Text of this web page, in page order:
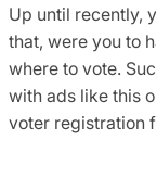
Up until recently,
that, were you to
where to vote.
with ads like this
voter registration